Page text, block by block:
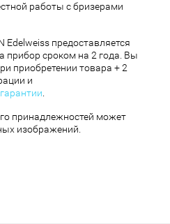
работы с бризерами
Edelweiss предоставляется
прибор сроком на 2 года. Вы
приобретении товара + 2
и
принадлежностей может
изображений.